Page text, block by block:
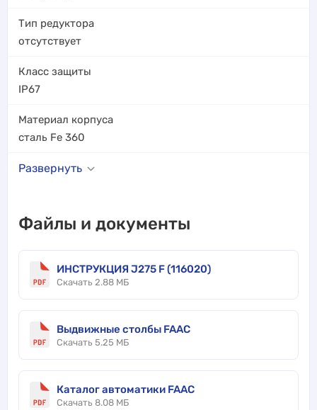
Тип редуктора
отсутствует
Класс защиты
IP67
Материал корпуса
сталь Fe 360
Развернуть
Файлы и документы
ИНСТРУКЦИЯ J275 F (116020)
Скачать 2.88 МБ
Выдвижные столбы FAAC
Скачать 5.25 МБ
Каталог автоматики FAAC
Скачать 8.08 МБ